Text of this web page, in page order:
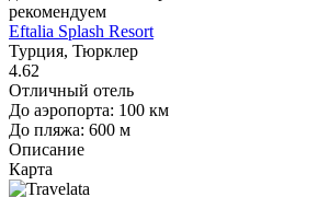
рекомендуем
Eftalia Splash Resort
Турция, Тюрклер
4.62
Отличный отель
До аэропорта: 100 км
До пляжа: 600 м
Описание
Карта